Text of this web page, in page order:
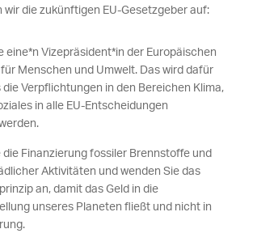
wir die zukünftigen EU-Gesetzgeber auf:
eine*n Vizepräsident*in der Europäischen
Menschen und Umwelt. Das wird dafür
die Verpflichtungen in den Bereichen Klima,
in alle EU-Entscheidungen
die Finanzierung fossiler Brennstoffe und
Aktivitäten und wenden Sie das
an, damit das Geld in die
unseres Planeten fließt und nicht in